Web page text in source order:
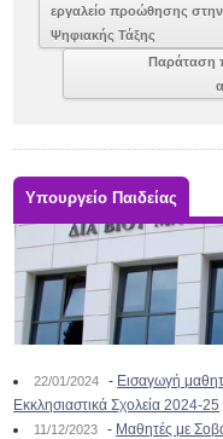
εργαλείο προώθησης
Ψηφιακής Τάξης
Παράταση
Υπουργείο Παιδείας
22/01/2024 - Εισαγωγή
Εκκλησιαστικά Σχολεία 2024-25
11/12/2023 - Μαθητές με